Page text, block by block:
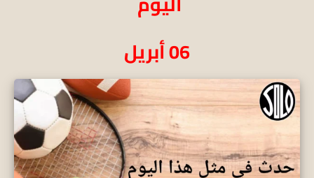
06 أبريل